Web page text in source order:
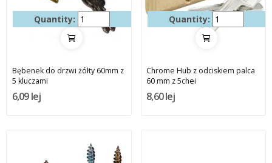
Quantity:
Bębenek do drzwi żółty 60mm z
5 kluczami
6,09 lej
Quantity:
Chrome Hub z odciskiem palca
60 mm z 5chei
8,60 lej